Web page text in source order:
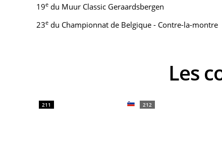
19e du Muur Classic Geraardsbergen
23e du Championnat de Belgique - Contre-la-montre
Les
211 212